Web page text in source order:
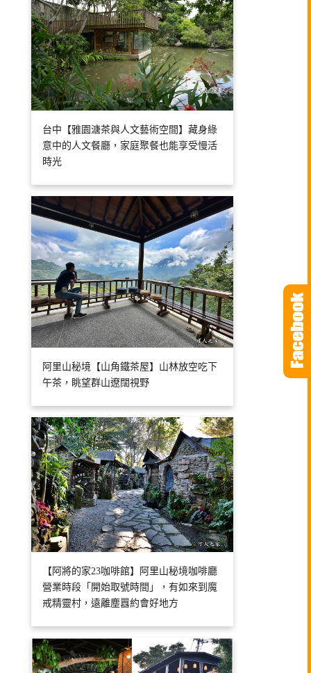
台中【雅園溏茶與人文藝術空間】藏身綠
意中的人文餐廳，家庭聚餐也能享受慢活
時光
阿里山秘境【山角鐵茶屋】山林放空吃下
午茶，眺望群山遼闊視野
【阿將的家23咖啡館】阿里山秘境咖啡廳
營業時段「開始取號時間」，有如來到魔
戒精靈村，遠離塵囂約會好地方